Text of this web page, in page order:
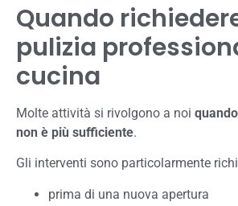
Quando
pulizia
cucina
Molte attività si rivolgono a noi
non è più sufficiente.
Gli interventi sono particolarmente
prima di una nuova apertura